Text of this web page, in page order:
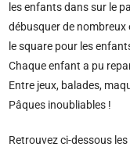
les enfants dans sur le
débusquer de nombreux
le square pour les
Chaque enfant a pu
Entre jeux, balades,
Pâques inoubliables !
Retrouvez ci-dessous